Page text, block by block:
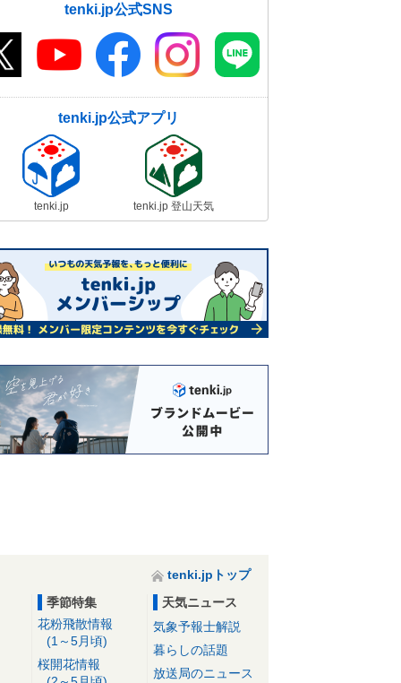
tenki.jp公式SNS
tenki.jp公式アプリ
tenki.jp tenki.jp 登山天気
tenki.jpトップ
季節特集
花粉飛散情報
(1～5月頃)
桜開花情報
天気ニュース
気象予報士解説
暮らしの話題
放送局のニュース